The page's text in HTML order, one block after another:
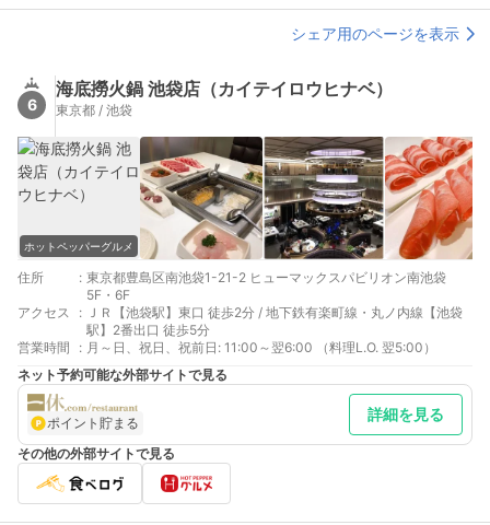
シェア用のページを表示
6
海底撈火鍋 池袋店（カイテイロウヒナベ）
東京都 / 池袋
ホットペッパーグルメ
住所 : 東京都豊島区南池袋1-21-2 ヒューマックスパビリオン南池袋
5F・6F
アクセス
: ＪＲ【池袋駅】東口 徒歩2分 / 地下鉄有楽町線・丸ノ内線【池袋
駅】2番出口 徒歩5分
営業時間
: 月～日、祝日、祝前日: 11:00～翌6:00 （料理L.O. 翌5:00）
ネット予約可能な外部サイトで見る
ポイント貯まる 詳細を見る
その他の外部サイトで見る